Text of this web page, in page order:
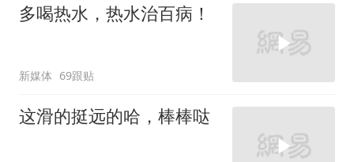
多喝热水，热水治百病！
新媒体 69跟贴
这滑的挺远的哈，棒棒哒